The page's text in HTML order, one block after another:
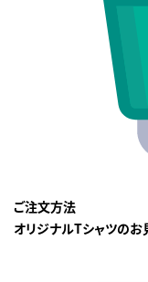
ご注文方法
オリジナルTシャツのお